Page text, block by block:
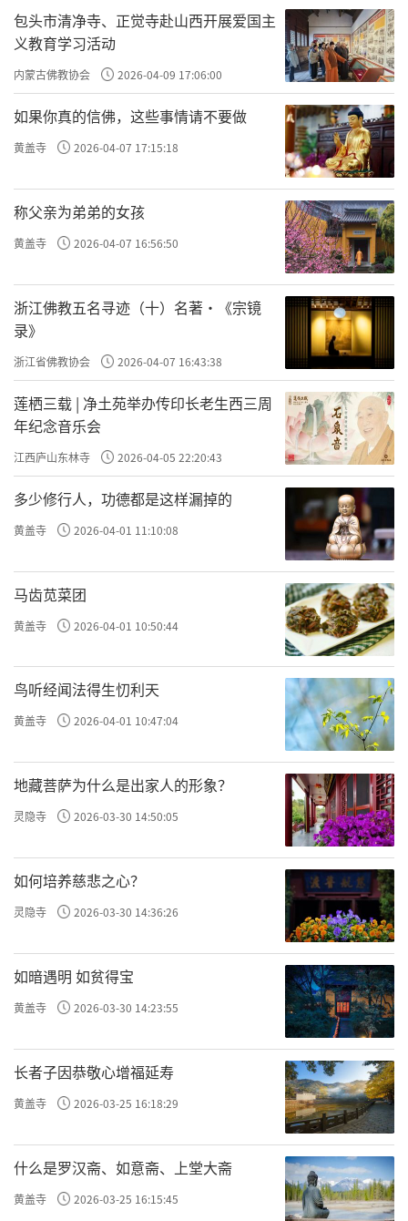
有很大可能。
那时众多的寺院，经千年的岁月，已经难
觅踪迹，石经幢和它所栖身的慈胜寺，也算是
那个时代留在大地上的见证。
五代不是一般的兵荒马乱。那时的国都不
在开封就在洛阳，於是这两座城市间的黄河自
然成为征战杀伐的战场。朱温掘开黄河阻止李
克用东进，而李克用的儿子李存勖最终杀过黄
河，下洛阳，陷开封，建立後唐。此後石敬
瑭、耶律德光、刘知远、郭威等等都先後用兵
黄河。中原文化是跨越黄河的文化，而开封、
洛阳都是黄河岸边的城市，依赖这段黄河为天
堑，那麽黄河的渡口，自然就是军事要冲，自
然就是交通要道。
而慈胜寺就处在这样的交通要道上，它的
南边，有孟津渡等著名的古渡。我们今天看这
个地方偏僻，那是因为黄河古渡尽废。从这个
意义上说，慈胜寺曾经的辉煌，是黄河古渡所
造就的。
焦作黄河桥修建以前，温县是个比较偏僻
的地方。如今一桥架通南北，温县畅快多了，
郑州和洛阳都在一小时车程内。古代的慈胜
寺，就仿佛守著一座「黄河桥」，它所有的辉
煌和沧桑都与此有关。
·元朝风韵昨失却
著慈胜寺後围墙外五六十米处的电线杆，
这寺院以前可大了，那竖电线杆的地方都在院
子里，寺院的中轴线上有五个大殿，两边还有
配殿。清乾隆十九年的《重修延寿殿毗庐殿碑
记》刻著这样的话∶「邑（温县）西四十里大
吴村，寺名慈胜，规模巨集大殿宇深广，前天
王金刚，中大雄殿，後毗庐，其最後曰延寿
殿。」最大的建筑是延寿殿，其阔九间。上世
纪二三十年代，国家多难，社会混乱，大吴村
附近的流氓无赖为了弄点儿小钱花，竟把古建
筑一座座拆毁了，倒腾出砖瓦木石零卖。慈胜
寺像被人一根根拔掉羽毛的凤凰，越来越不成
样子了。最後在村民极力保护下，总算留下了
包头市清净寺、正觉寺赴山西开展爱国主
义教育学习活动
内蒙古佛教协会 2026-04-09 17:06:00
如果你真的信佛，这些事情请不要做
黄盖寺 2026-04-07 17:15:18
称父亲为弟弟的女孩
黄盖寺 2026-04-07 16:56:50
浙江佛教五名寻迹（十）名著·《宗镜
录》
浙江省佛教协会 2026-04-07 16:43:38
莲栖三载 | 净土苑举办传印长老生西三周
年纪念音乐会
江西庐山东林寺 2026-04-05 22:20:43
多少修行人，功德都是这样漏掉的
黄盖寺 2026-04-01 11:10:08
马齿苋菜团
黄盖寺 2026-04-01 10:50:44
鸟听经闻法得生忉利天
黄盖寺 2026-04-01 10:47:04
地藏菩萨为什么是出家人的形象？
灵隐寺 2026-03-30 14:50:05
如何培养慈悲之心？
灵隐寺 2026-03-30 14:36:26
如暗遇明 如贫得宝
黄盖寺 2026-03-30 14:23:55
长者子因恭敬心增福延寿
黄盖寺 2026-03-25 16:18:29
什么是罗汉斋、如意斋、上堂大斋
黄盖寺 2026-03-25 16:15:45